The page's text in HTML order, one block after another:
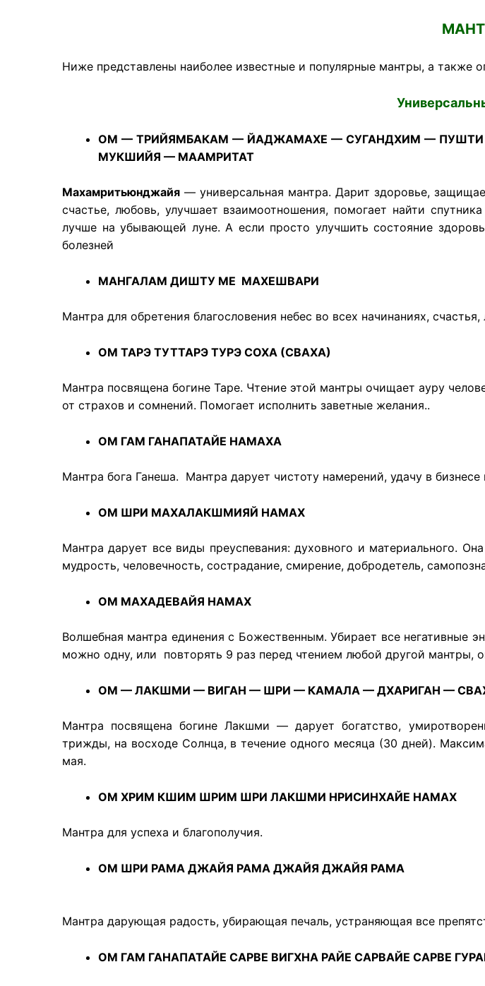
Ниже представлены наиболее известные и популярные мантры, а также
ОМ — ТРИЙЯМБАКАМ — ЙАДЖАМАХЕ — СУГАНДХИМ —
МУКШИЙЯ — МААМРИТАТ
Махамритьюнджайя — универсальная мантра. Дарит здоровье,
счастье, любовь, улучшает взаимоотношения, помогает найти
лучше на убывающей луне. А если просто улучшить состояние
болезней
МАНГАЛАМ ДИШТУ МЕ МАХЕШВАРИ
Мантра для обретения благословения небес во всех начинаниях,
ОМ ТАРЭ ТУТТАРЭ ТУРЭ СОХА (СВАХА)
Мантра посвящена богине Таре. Чтение этой мантры очищает ауру
от страхов и сомнений. Помогает исполнить заветные желания..
ОМ ГАМ ГАНАПАТАЙЕ НАМАХА
Мантра бога Ганеша. Мантра дарует чистоту намерений, удачу в бизнесе
ОМ ШРИ МАХАЛАКШМИЯЙ НАМАХ
Мантра дарует все виды преуспевания: духовного и материального.
мудрость, человечность, сострадание, смирение, добродетель,
ОМ МАХАДЕВАЙЯ НАМАХ
Волшебная мантра единения с Божественным. Убирает все негативные
можно одну, или повторять 9 раз перед чтением любой другой мантры,
ОМ — ЛАКШМИ — ВИГАН — ШРИ — КАМАЛА — ДХАРИГАН —
Мантра посвящена богине Лакшми — дарует богатство,
трижды, на восходе Солнца, в течение одного месяца (30 дней).
мая.
ОМ ХРИМ КШИМ ШРИМ ШРИ ЛАКШМИ НРИСИНХАЙЕ НАМАХ
Мантра для успеха и благополучия.
ОМ ШРИ РАМА ДЖАЙЯ РАМА ДЖАЙЯ ДЖАЙЯ РАМА
Мантра дарующая радость, убирающая печаль, устраняющая все
ОМ ГАМ ГАНАПАТАЙЕ САРВЕ ВИГХНА РАЙЕ САРВАЙЕ САРВЕ